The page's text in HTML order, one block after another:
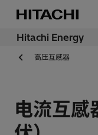
Hitachi Energy
高压互感器
电流互